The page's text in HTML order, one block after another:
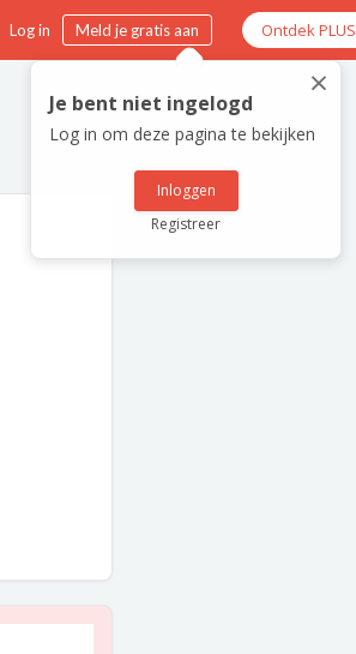
Log in Meld je gratis aan Ontdek PLUS
×
Je bent niet ingelogd
Log in om deze pagina te bekijken
Inloggen
Registreer